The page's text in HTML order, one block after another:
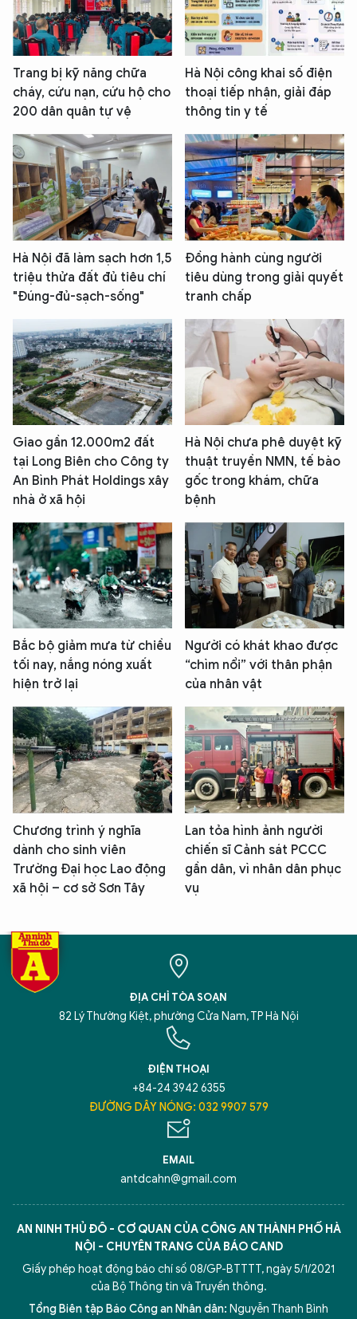
Trang bị kỹ năng chữa
cháy, cứu nạn, cứu hộ cho
200 dân quân tự vệ
Hà Nội công khai số điện
thoại tiếp nhận, giải đáp
thông tin y tế
Hà Nội đã làm sạch hơn 1,5
triệu thửa đất đủ tiêu chí
"Đúng-đủ-sạch-sống"
Đồng hành cùng người
tiêu dùng trong giải quyết
tranh chấp
Giao gần 12.000m2 đất
tại Long Biên cho Công ty
An Bình Phát Holdings xây
nhà ở xã hội
Hà Nội chưa phê duyệt kỹ
thuật truyền NMN, tế bào
gốc trong khám, chữa
bệnh
Bắc bộ giảm mưa từ chiều
tối nay, nắng nóng xuất
hiện trở lại
Người có khát khao được
“chìm nổi” với thân phận
của nhân vật
Chương trình ý nghĩa
dành cho sinh viên
Trường Đại học Lao động
xã hội – cơ sở Sơn Tây
Lan tỏa hình ảnh người
chiến sĩ Cảnh sát PCCC
gần dân, vì nhân dân phục
vụ
ĐỊA CHỈ TÒA SOẠN
82 Lý Thường Kiệt, phường Cửa Nam, TP Hà Nội
ĐIỆN THOẠI
+84-24 3942 6355
ĐƯỜNG DÂY NÓNG: 032 9907 579
EMAIL
antdcahn@gmail.com
AN NINH THỦ ĐÔ - CƠ QUAN CỦA CÔNG AN THÀNH PHỐ HÀ
NỘI - CHUYÊN TRANG CỦA BÁO CAND
Giấy phép hoạt động báo chí số 08/GP-BTTTT, ngày 5/1/2021
của Bộ Thông tin và Truyền thông.
Tổng Biên tập Báo Công an Nhân dân: Nguyễn Thanh Bình